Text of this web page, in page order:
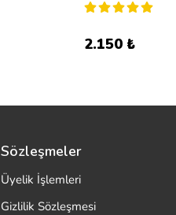
2.150 ₺
Sözleşmeler
Üyelik İşlemleri
Gizlilik Sözleşmesi